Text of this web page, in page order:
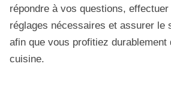
répondre à vos questions,
réglages nécessaires et assurer le
afin que vous profitiez durablement
cuisine.